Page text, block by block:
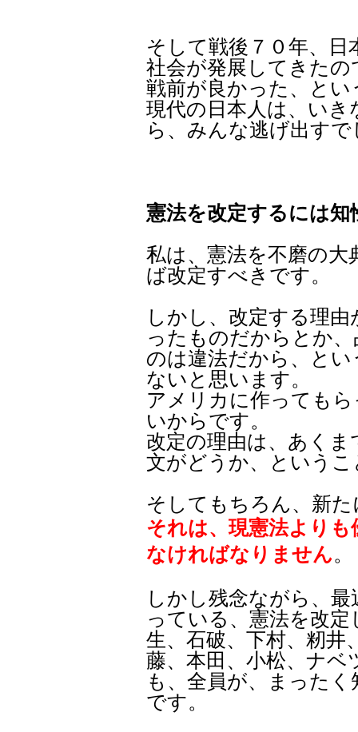
そして戦後７０年、
社会が発展してきたの
戦前が良かった、と
現代の日本人は、い
ら、みんな逃げ出す
憲法を改定するには知
私は、憲法を不磨の
ば改定すべきです。
しかし、改定する理
ったものだからとか
のは違法だから、と
ないと思います。
アメリカに作っても
いからです。
改定の理由は、あく
文がどうか、という
そしてもちろん、新
それは、現憲法より
なければなりません。
しかし残念ながら、
っている、憲法を改
生、石破、下村、籾井
藤、本田、小松、ナ
も、全員が、まった
です。